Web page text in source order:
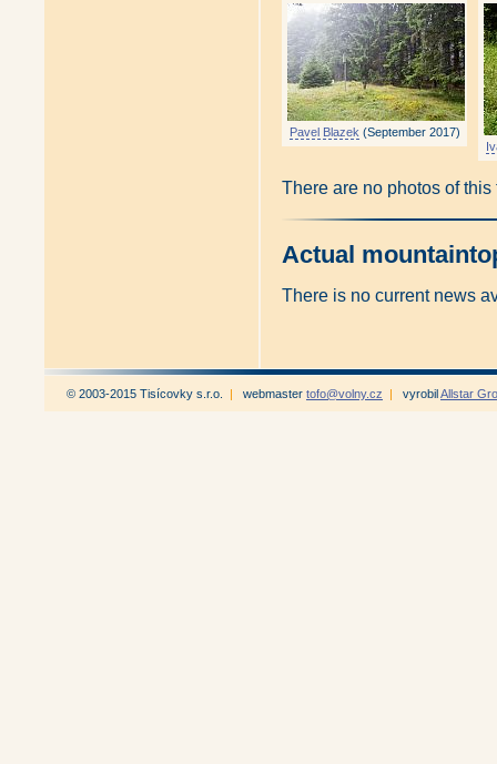
Pavel Blazek (September 2017)
There are no photos of
Actual
There is no current news
© 2003-2015 Tisícovky s.r.o. | webmaster tofo@volny.cz | vyrobilAllstar